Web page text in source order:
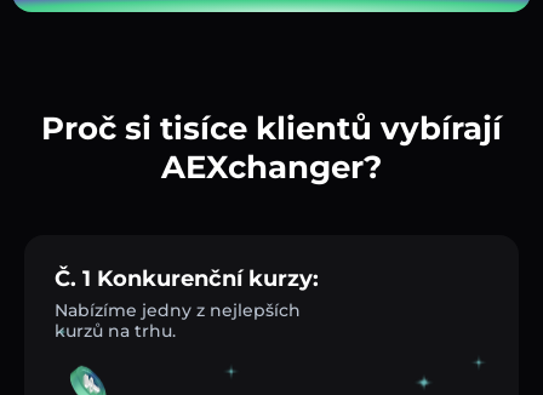
Proč si tisíce klientů vybírají
AEXchanger?
Č. 1 Konkurenční kurzy:
Nabízíme jedny z nejlepších
kurzů na trhu.